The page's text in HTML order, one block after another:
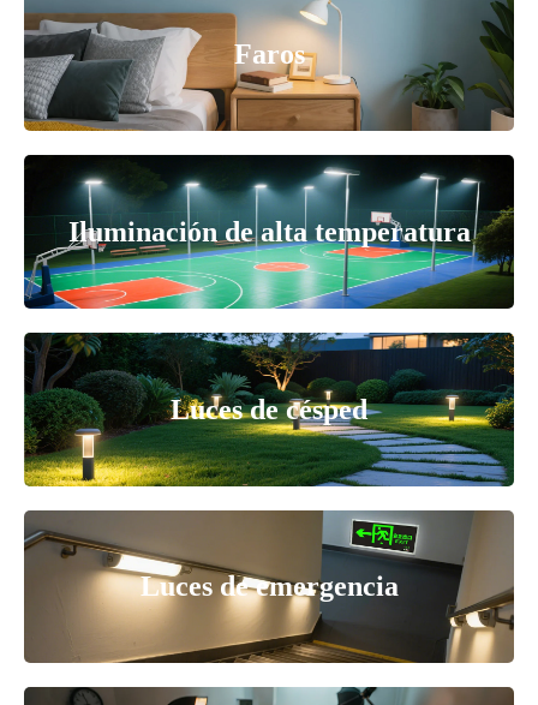
Faros
Iluminación de alta temperatura
Luces de césped
Luces de emergencia